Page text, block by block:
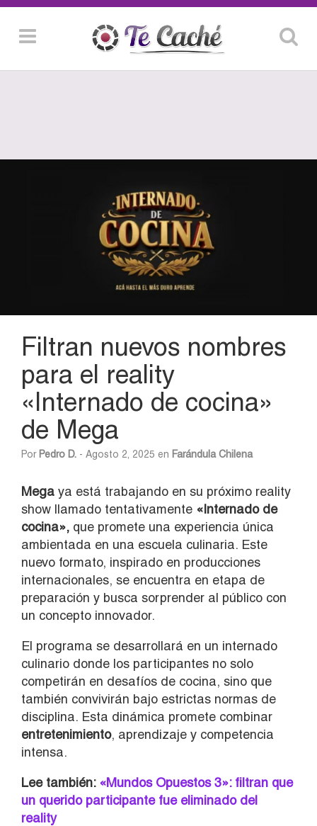
Filtran nuevos nombres
para el reality
«Internado de cocina»
de Mega
Por Pedro D. - Agosto 2, 2025 en Farándula Chilena
Mega ya está trabajando en su próximo reality
show llamado tentativamente «Internado de
cocina», que promete una experiencia única
ambientada en una escuela culinaria. Este
nuevo formato, inspirado en producciones
internacionales, se encuentra en etapa de
preparación y busca sorprender al público con
un concepto innovador.
El programa se desarrollará en un internado
culinario donde los participantes no solo
competirán en desafíos de cocina, sino que
también convivirán bajo estrictas normas de
disciplina. Esta dinámica promete combinar
entretenimiento, aprendizaje y competencia
intensa.
Lee también: «Mundos Opuestos 3»: filtran que
un querido participante fue eliminado del
reality